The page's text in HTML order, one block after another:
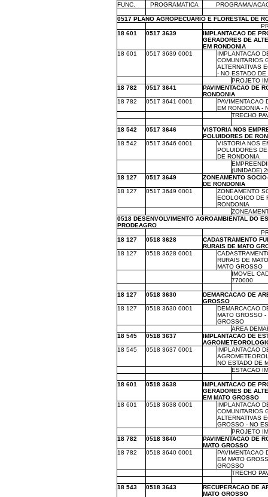
FUNC.
PROGRAMATICA
PROGRAMA/
0517 PLANO AGROPECUARIO E FLORESTAL DE
18 601
0517 3639
IMPLANTACAO DE
GERADORES DE
EM RONDONIA
18 601
0517 3639 0001
IMPLANTACAO
COMUNITARIOS
ALTERNATIVAS
- NO ESTADO DE
PROJETO
18 782
0517 3641
PAVIMENTACAO DE
RONDONIA
18 782
0517 3641 0001
PAVIMENTACAO
EM RONDONIA -
TRECHO
18 542
0517 3646
VISTORIA NOS
POLUIDORES DE
18 542
0517 3646 0001
VISTORIA NOS
POLUIDORES
DE RONDONIA
(UNIDADE)
18 127
0517 3649
ZONEAMENTO
DE RONDONIA
18 127
0517 3649 0001
ZONEAMENTO
ECOLOGICO DE
RONDONIA
0518 DESENVOLVIMENTO AGROAMBIENTAL DO
PRODEAGRO
18 127
0518 3628
CADASTRAMENTO
RURAIS DE MATO
18 127
0518 3628 0001
RURAIS DE
MATO GROSSO
IMOVEL
770000
18 127
0518 3630
DEMARCACAO DE
GROSSO
18 127
0518 3630 0001
DEMARCACAO
MATO GROSSO
GROSSO
AREA
18 545
0518 3637
IMPLANTACAO DE
18 545
0518 3637 0001
IMPLANTACAO
NO ESTADO DE
ESTACAO
18 601
0518 3638
IMPLANTACAO DE
GERADORES DE
EM MATO GROSSO
18 601
0518 3638 0001
IMPLANTACAO
COMUNITARIOS
ALTERNATIVAS
GROSSO - NO
PROJETO
18 782
0518 3640
PAVIMENTACAO DE
MATO GROSSO
18 782
0518 3640 0001
PAVIMENTACAO
EM MATO
GROSSO
TRECHO
18 543
0518 3643
RECUPERACAO DE
MATO GROSSO